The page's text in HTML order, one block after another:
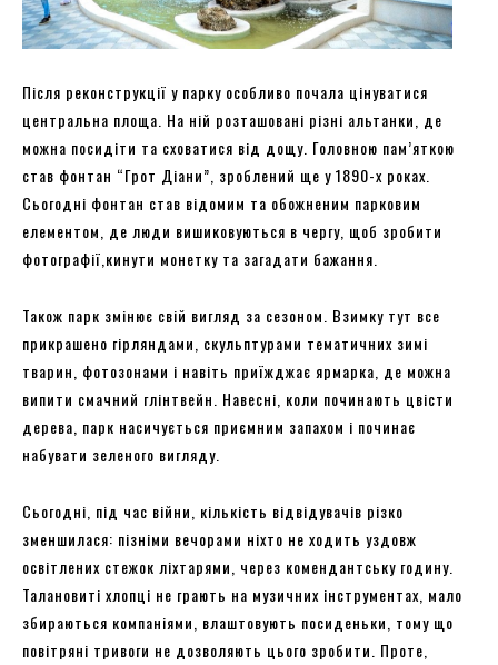
Після реконструкції у парку особливо почала цінуватися
центральна площа. На ній розташовані різні альтанки, де
можна посидіти та сховатися від дощу. Головною пам’яткою
став фонтан “Грот Діани”, зроблений ще у 1890-х роках.
Сьогодні фонтан став відомим та обожненим парковим
елементом, де люди вишиковуються в чергу, щоб зробити
фотографії,кинути монетку та загадати бажання.
Також парк змінює свій вигляд за сезоном. Взимку тут все
прикрашено гірляндами, скульптурами тематичних зимі
тварин, фотозонами і навіть приїжджає ярмарка, де можна
випити смачний глінтвейн. Навесні, коли починають цвісти
дерева, парк насичується приємним запахом і починає
набувати зеленого вигляду.
Сьогодні, під час війни, кількість відвідувачів різко
зменшилася: пізніми вечорами ніхто не ходить уздовж
освітлених стежок ліхтарями, через комендантську годину.
Талановиті хлопці не грають на музичних інструментах, мало
збираються компаніями, влаштовують посиденьки, тому що
повітряні тривоги не дозволяють цього зробити. Проте,